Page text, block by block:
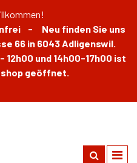
- Neu finden Sie uns
66 in 6043 Adligenswil.
und 14h00-17h00 ist
geöffnet.